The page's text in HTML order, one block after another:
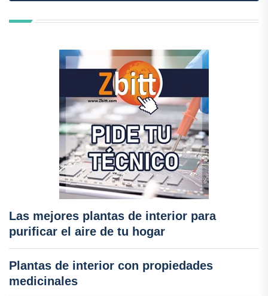
Las mejores plantas de interior para
purificar el aire de tu hogar
Plantas de interior con propiedades
medicinales